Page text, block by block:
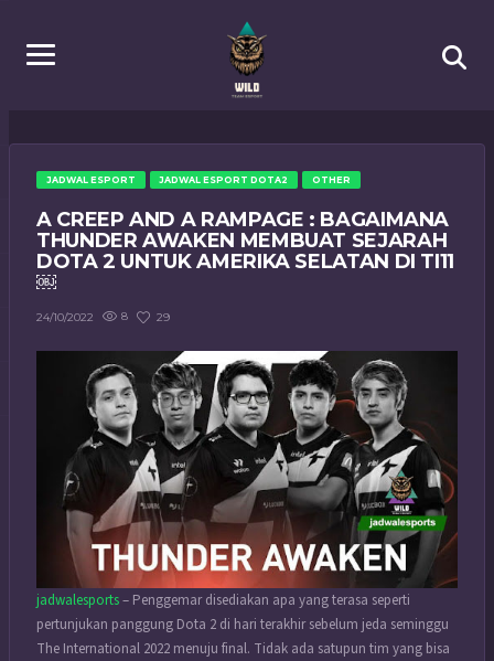
JADWAL ESPORT JADWAL ESPORT DOTA2 OTHER
A CREEP AND A RAMPAGE : BAGAIMANA
THUNDER AWAKEN MEMBUAT SEJARAH
DOTA 2 UNTUK AMERIKA SELATAN DI TI11
￼
24/10/2022 8 29
jadwalesports– Penggemar disediakan apa yang terasa seperti
pertunjukan panggung Dota 2 di hari terakhir sebelum jeda seminggu
The International 2022 menuju final. Tidak ada satupun tim yang bisa